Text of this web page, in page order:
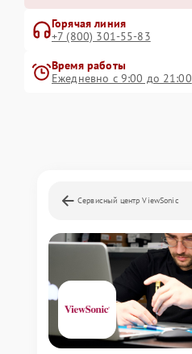
Горячая линия
+7 (800) 301-55-83
Время работы
Ежедневно с 9:00 до 21:00
Сервисный центр ViewSonic